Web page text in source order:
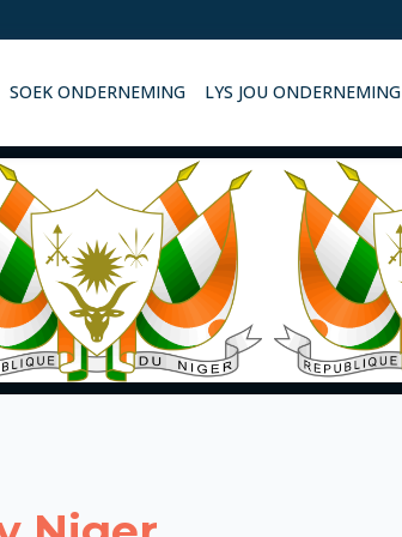
SOEK ONDERNEMING LYS JOU ONDERNEMING